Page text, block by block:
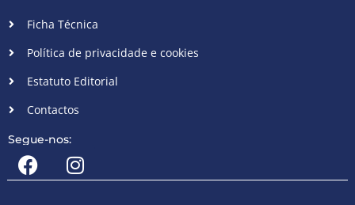
Ficha Técnica
Política de privacidade e cookies
Estatuto Editorial
Contactos
Segue-nos: